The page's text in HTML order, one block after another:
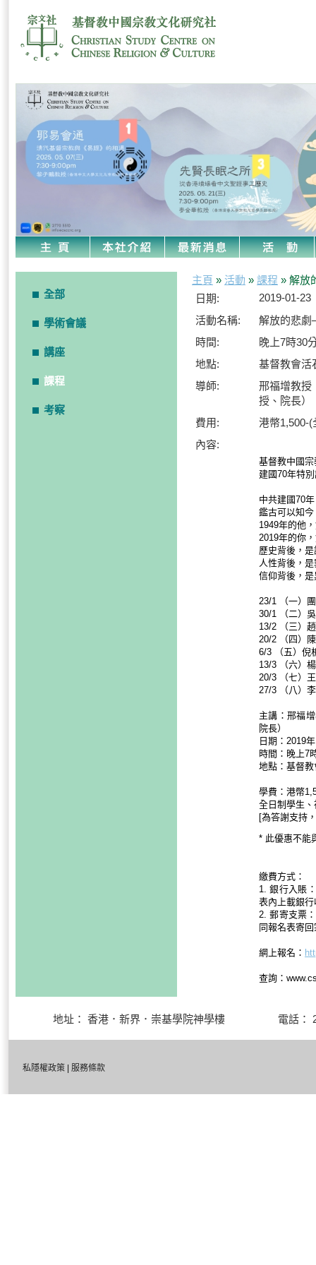
全部
學術會議
講座
課程
考察
主頁 » 活動 » 課程 » 解放
日期:
2019-01-23
活動名稱:
解放的悲劇
時間:
晚上7時30
地點:
基督教會活
導師:
邢福增教授
授、院長）
費用:
港幣1,500-
內容:
基督教中國
建國70年特
中共建國70
鑑古可以知
1949年的他
2019年的你
歷史背後，
人性背後，
信仰背後，
23/1 （一）
30/1 （二）
13/2 （三）
20/2 （四）
6/3 （五）倪
13/3 （六）
20/3 （七）
27/3 （八）
主講：邢福
院長）
日期：2019
時間：晚上7
地點：基督
學費：港幣
全日制學生
[為答謝支持
* 此優惠不能
繳費方式：
1. 銀行入賬
表內上載銀行
2. 郵寄支票
同報名表寄
網上報名：
查詢：
地址： 香港．新界．崇基學院神學樓 電
私隱權政策 服務條款